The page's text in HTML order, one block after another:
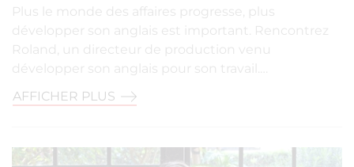
Plus le monde des affaires progresse, plus
développer son anglais est important. Rencontrez
Roland, un directeur de production venu
développer son anglais pour son travail.…
AFFICHER PLUS